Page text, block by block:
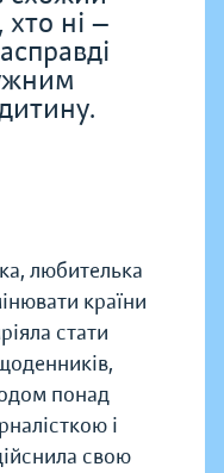
хто ні —
любителька
країни
стати
понад
і
свою